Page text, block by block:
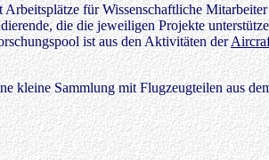
für Wissenschaftliche
die die jeweiligen Projekte
ist aus den Aktivitäten der
kleine Sammlung mit Flugzeugteilen aus